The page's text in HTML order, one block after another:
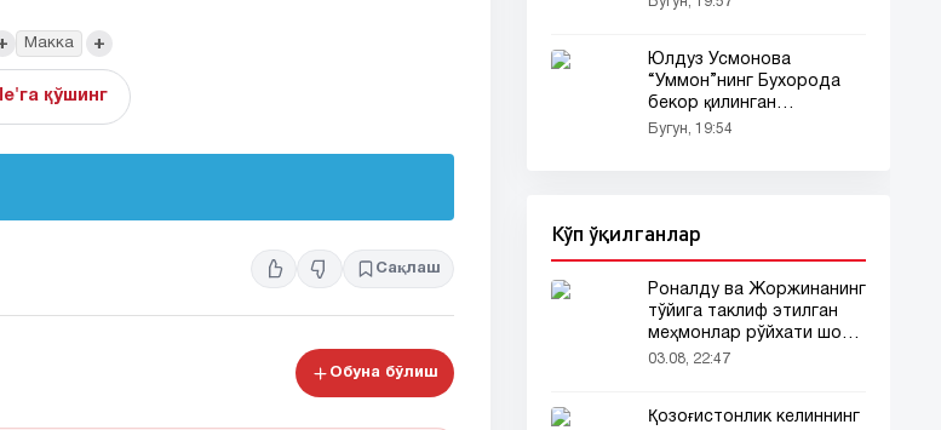
Макка +
қўшинг
Сақлаш
Обуна бўлиш
Юлдуз Усмонова
“Уммон”нинг Бухорода
бекор қилинган
концертига ўзининг
Бугун, 19:54
Кўп ўқилганлар
Роналду ва Жоржинанинг
тўйига таклиф этилган
меҳмонлар рўйхати шов-
шувда
03.08, 22:47
Қозоғистонлик келиннинг